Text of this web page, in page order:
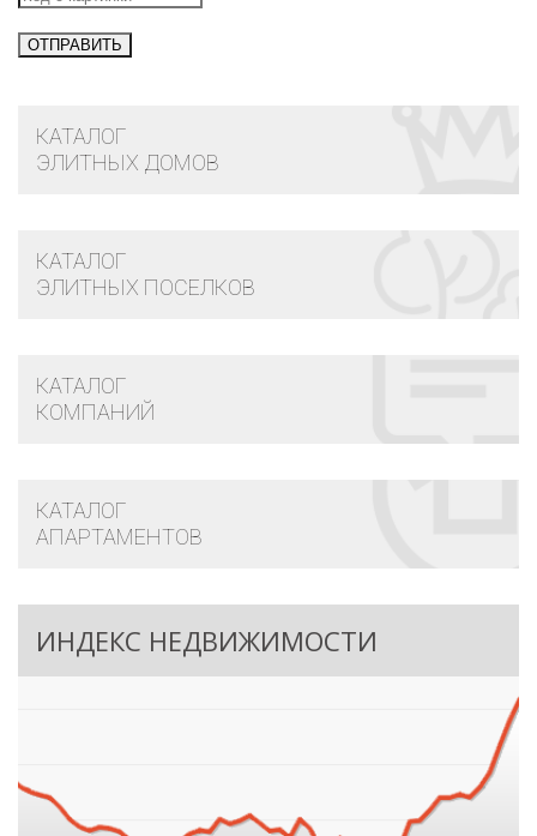
КАТАЛОГ
ЭЛИТНЫХ ДОМОВ
КАТАЛОГ
ЭЛИТНЫХ ПОСЕЛКОВ
КАТАЛОГ
КОМПАНИЙ
КАТАЛОГ
АПАРТАМЕНТОВ
ИНДЕКС НЕДВИЖИМОСТИ